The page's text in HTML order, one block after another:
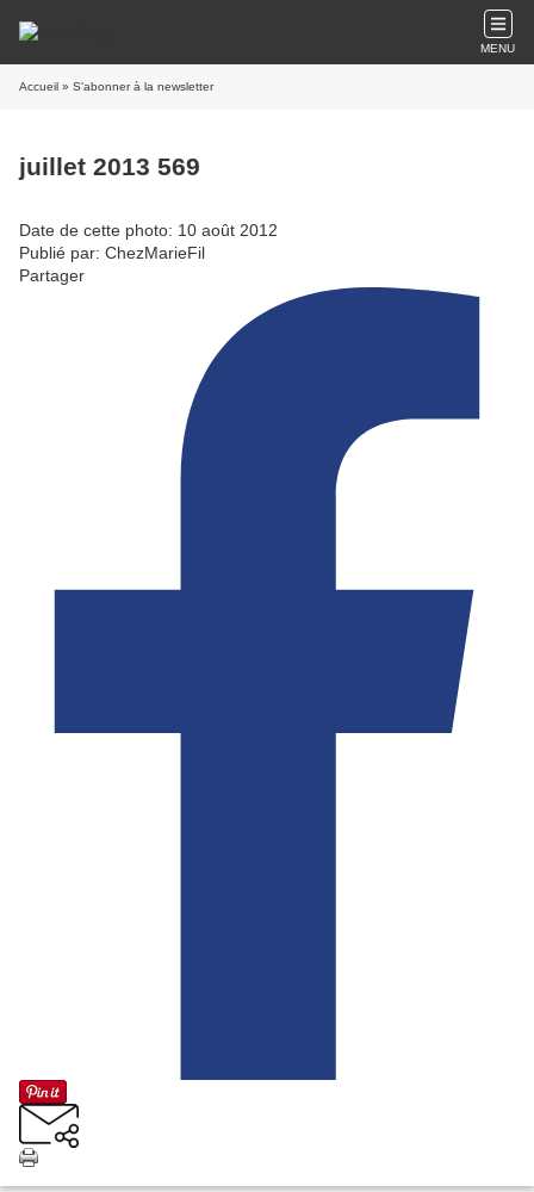
MENU
Accueil » S'abonner à la newsletter
juillet 2013 569
Date de cette photo: 10 août 2012
Publié par: ChezMarieFil
Partager